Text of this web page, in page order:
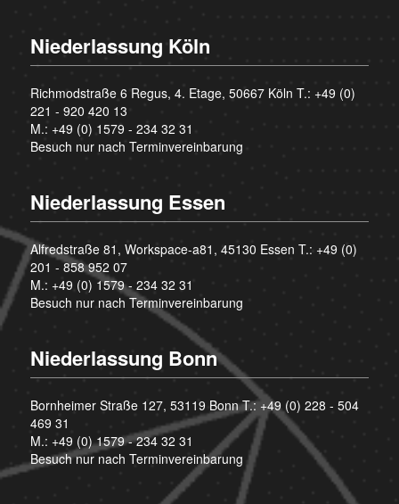
Niederlassung Köln
Richmodstraße 6 Regus, 4. Etage, 50667 Köln T.: +49 (0)
221 - 920 420 13
M.: +49 (0) 1579 - 234 32 31
Besuch nur nach Terminvereinbarung
Niederlassung Essen
Alfredstraße 81, Workspace-a81, 45130 Essen T.: +49 (0)
201 - 858 952 07
M.: +49 (0) 1579 - 234 32 31
Besuch nur nach Terminvereinbarung
Niederlassung Bonn
Bornheimer Straße 127, 53119 Bonn T.:+49 (0) 228 - 504
469 31
M.: +49 (0) 1579 - 234 32 31
Besuch nur nach Terminvereinbarung